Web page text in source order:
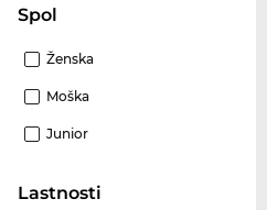
Spol
Ženska
Moška
Junior
Lastnosti